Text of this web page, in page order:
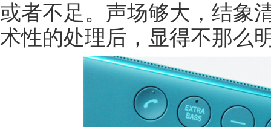
或者不足。声场够大，结象
术性的处理后，显得不那么